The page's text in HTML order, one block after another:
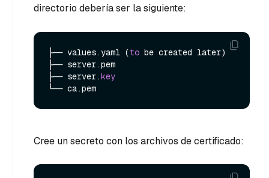
directorio debería ser la siguiente:
├── values.yaml (to be created later)
├── server.pem
├── server.key
Cree un secreto con los archivos de certificado: